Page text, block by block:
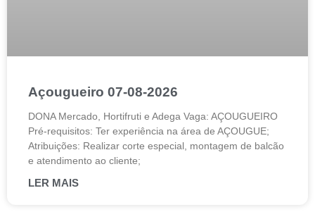
Açougueiro 07-08-2026
DONA Mercado, Hortifruti e Adega Vaga: AÇOUGUEIRO
Pré-requisitos: Ter experiência na área de AÇOUGUE;
Atribuições: Realizar corte especial, montagem de balcão
e atendimento ao cliente;
LER MAIS